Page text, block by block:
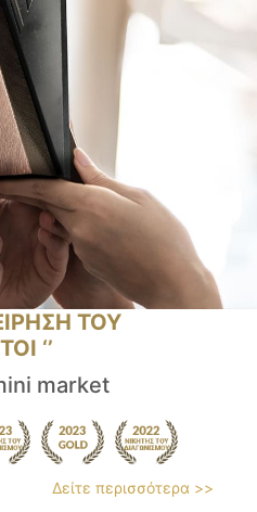
ΤΟΥ
‘’
market
Δείτε περισσότερα >>